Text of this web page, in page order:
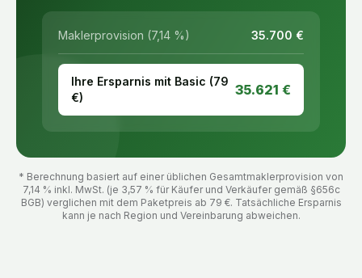
Maklerprovision (7,14 %) 35.700 €
Ihre Ersparnis mit Basic (79
€)
35.621 €
* Berechnung basiert auf einer üblichen Gesamtmaklerprovision von
7,14 % inkl. MwSt. (je 3,57 % für Käufer und Verkäufer gemäß §656c
BGB) verglichen mit dem Paketpreis ab 79 €. Tatsächliche Ersparnis
kann je nach Region und Vereinbarung abweichen.